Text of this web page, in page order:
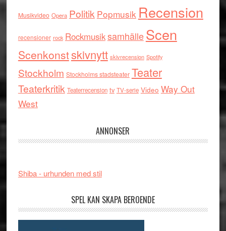
Musikvideo Opera Politik Popmusik Recension
recensioner rock RockmusiksamhälleScen
Scenkonstskivnytt skivrecension Spotify
Stockholm Stockholms stadsteater Teater
Teaterkritik Teaterrecension tv TV-serie Video Way Out
West
ANNONSER
Shiba - urhunden med stil
SPEL KAN SKAPA BEROENDE